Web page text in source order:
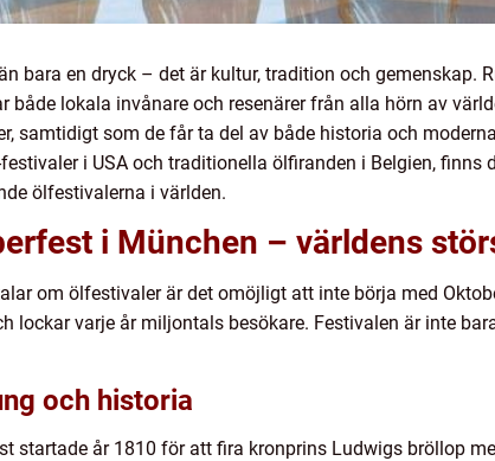
bara en dryck – det är kultur, tradition och
både lokala invånare och resenärer från alla hörn av
samtidigt som de får ta del av både historia och
i USA och traditionella ölfiranden i Belgien,
ölfestivalerna i världen.
i München – världens
om ölfestivaler är det omöjligt att inte börja med
lockar varje år miljontals besökare. Festivalen är inte
och historia
startade år 1810 för att fira kronprins Ludwigs bröllop